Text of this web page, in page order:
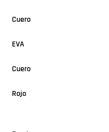
Cuero
EVA
Cuero
Rojo